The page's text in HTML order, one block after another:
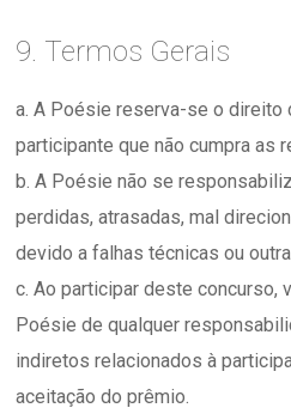
9. Termos Gerais
a. A Poésie reserva-se o direito
participante que não cumpra as
b. A Poésie não se
perdidas, atrasadas, mal
devido a falhas técnicas ou
c. Ao participar deste concurso,
Poésie de qualquer
indiretos relacionados à
aceitação do prêmio.